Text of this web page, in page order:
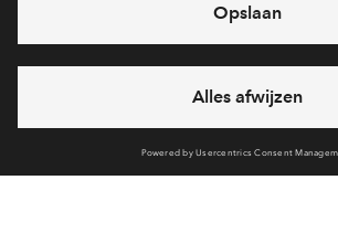
feestdagen)
vandaag gesloten, dinsdag zijn we vanaf
bereikbaar